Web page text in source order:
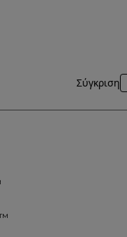
Σύγκριση